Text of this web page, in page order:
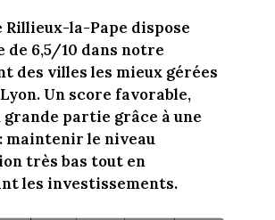
Rillieux-la-Pape dispose
de 6,5/10 dans notre
des villes les mieux gérées
Un score favorable,
grande partie grâce à une
maintenir le niveau
très bas tout en
les investissements.